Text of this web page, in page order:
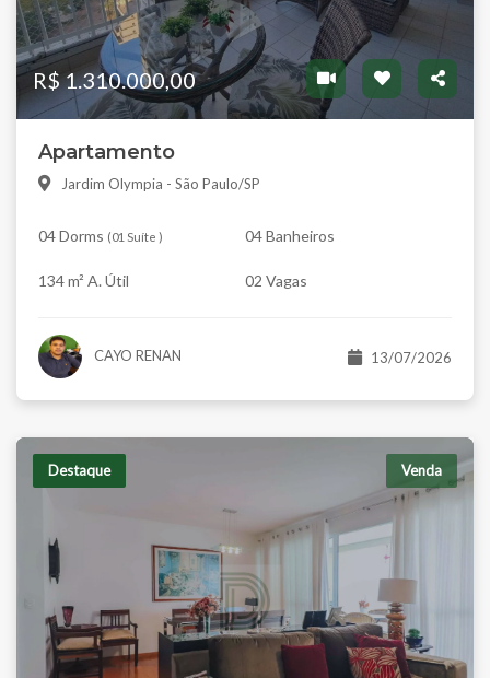
R$ 1.310.000,00
Apartamento
Jardim Olympia - São Paulo/SP
04 Dorms (01 Suíte ) 04 Banheiros
134 m² A. Útil 02 Vagas
CAYO RENAN 13/07/2026
Destaque Venda